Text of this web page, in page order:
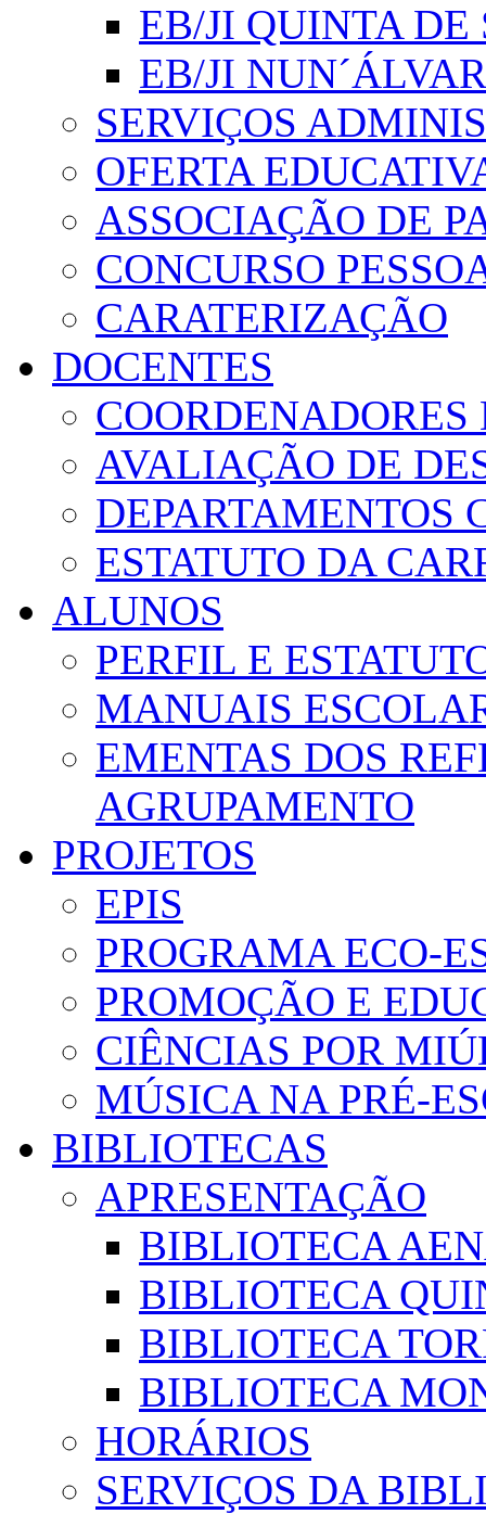
EB/JI QUINTA DE
EB/JI
SERVIÇOS
OFERTA
ASSOCIAÇÃO DE
CONCURSO
CARATERIZAÇÃO
DOCENTES
AVALIAÇÃO DE
DEPARTAMENTOS
ESTATUTO DA
ALUNOS
PERFIL E
MANUAIS
EMENTAS DOS
AGRUPAMENTO
PROJETOS
EPIS
PROGRAMA ECO-
PROMOÇÃO E
CIÊNCIAS POR
MÚSICA NA PRÉ-
BIBLIOTECAS
APRESENTAÇÃO
BIBLIOTECA
BIBLIOTECA
BIBLIOTECA
BIBLIOTECA
HORÁRIOS
SERVIÇOS DA